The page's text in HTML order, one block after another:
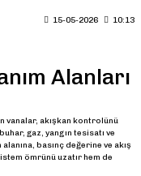
15-05-2026 10:13
Alanları
vanalar, akışkan kontrolünü
gaz, yangın tesisatı ve
basınç değerine ve akış
ömrünü uzatır hem de